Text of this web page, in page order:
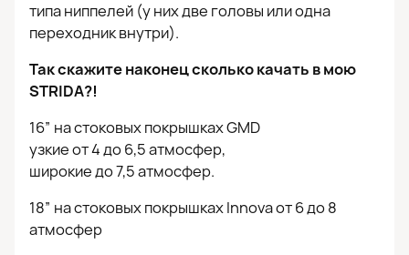
типа ниппелей (у них две головы или одна
переходник внутри).
Так скажите наконец сколько качать в мою
STRIDA?!
16” на стоковых покрышках GMD
узкие от 4 до 6,5 атмосфер,
широкие до 7,5 атмосфер.
18” на стоковых покрышках Innova от 6 до 8
атмосфер